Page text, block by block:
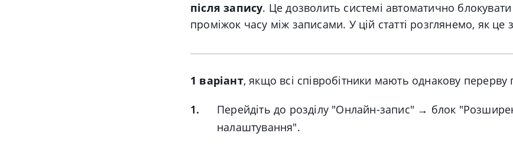
після запису. Це дозволить системі автоматично
проміжок часу між записами. У цій статті розглянемо, як це
1 варіант, якщо всі співробітники мають однакову перерву
Перейдіть до розділу "Онлайн-запис" → блок
налаштування".